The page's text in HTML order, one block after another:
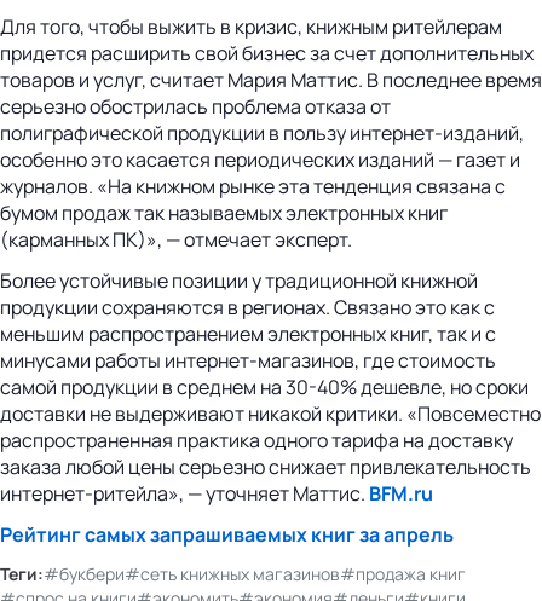
Для того, чтобы выжить в кризис, книжным ритейлерам
придется расширить свой бизнес за счет дополнительных
товаров и услуг, считает Мария Маттис. В последнее время
серьезно обострилась проблема отказа от
полиграфической продукции в пользу интернет-изданий,
особенно это касается периодических изданий — газет и
журналов. «На книжном рынке эта тенденция связана с
бумом продаж так называемых электронных книг
(карманных ПК)», — отмечает эксперт.
Более устойчивые позиции у традиционной книжной
продукции сохраняются в регионах. Связано это как с
меньшим распространением электронных книг, так и с
минусами работы интернет-магазинов, где стоимость
самой продукции в среднем на 30-40% дешевле, но сроки
доставки не выдерживают никакой критики. «Повсеместно
распространенная практика одного тарифа на доставку
заказа любой цены серьезно снижает привлекательность
интернет-ритейла», — уточняет Маттис. BFM.ru
Рейтинг самых запрашиваемых книг за апрель
Теги:#букбери#сеть книжных магазинов#продажа книг